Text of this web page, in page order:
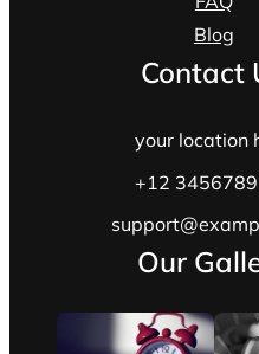
Blog
Contact
your location
+12
Our